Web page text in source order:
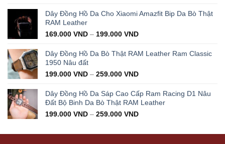
was:
is:
199.000 VND.
Dây Đồng Hồ Da Cho Xiaomi Amazfit Bip Da Bò Thật
RAM Leather
169.000 VND – 199.000 VND
Dây Đồng Hồ Da Bò Thật RAM Leather Ram Classic
1950 Nâu đất
199.000 VND – 259.000 VND
Dây Đồng Hồ Da Sáp Cao Cấp Ram Racing D1 Nâu
Đất Bộ Binh Da Bò Thật RAM Leather
199.000 VND – 259.000 VND